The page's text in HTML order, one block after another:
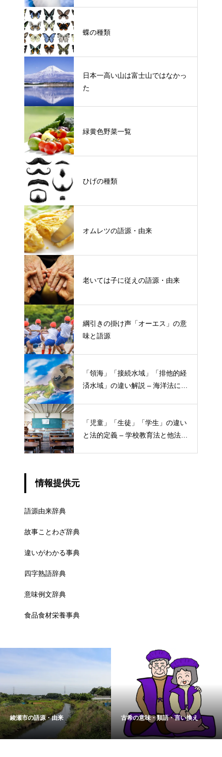
蝶の種類
日本一高い山は富士山ではなかっ
た
緑黄色野菜一覧
ひげの種類
オムレツの語源・由来
老いては子に従えの語源・由来
綱引きの掛け声「オーエス」の意
味と語源
「領海」「接続水域」「排他的経
済水域」の違い解説 – 海洋法にお
「児童」「生徒」「学生」の違い
と法的定義 – 学校教育法と他法律
情報提供元
語源由来辞典
故事ことわざ辞典
違いがわかる事典
四字熟語辞典
意味例文辞典
食品食材栄養事典
綾瀬市の語源・由来 古希の意味・類語・言い換え